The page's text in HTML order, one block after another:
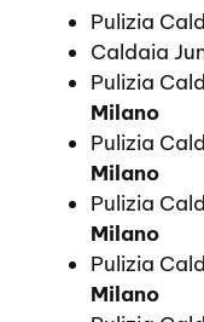
Pulizia
Caldaia
Pulizia
Milano
Pulizia
Milano
Pulizia
Milano
Pulizia
Milano